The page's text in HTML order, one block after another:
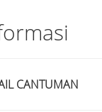
CANTUMAN